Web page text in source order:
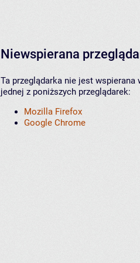
Niewspierana
Ta przeglądarka nie jest
jednej z poniższych przeglądarek:
Mozilla Firefox
Google Chrome